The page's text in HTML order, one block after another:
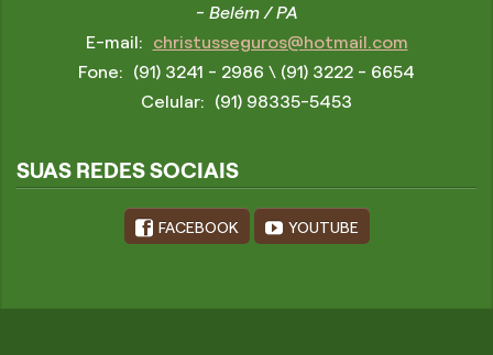
- Belém / PA
E-mail:
christusseguros@hotmail.com
Fone:
(91) 3241 - 2986 \ (91) 3222 - 6654
Celular:
(91) 98335-5453
SUAS REDES SOCIAIS
FACEBOOK YOUTUBE